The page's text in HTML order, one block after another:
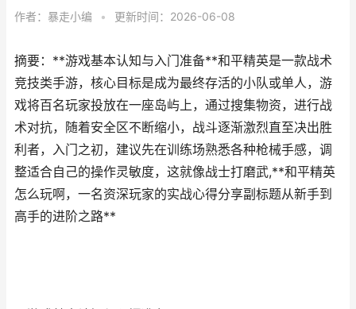
作者： 暴走小编 • 更新时间：2026-06-08
摘要：**游戏基本认知与入门准备**和平精英是一款战术
竞技类手游，核心目标是成为最终存活的小队或单人，游
戏将百名玩家投放在一座岛屿上，通过搜集物资，进行战
术对抗，随着安全区不断缩小，战斗逐渐激烈直至决出胜
利者，入门之初，建议先在训练场熟悉各种枪械手感，调
整适合自己的操作灵敏度，这就像战士打磨武,**和平精英
怎么玩啊，一名资深玩家的实战心得分享副标题从新手到
高手的进阶之路**